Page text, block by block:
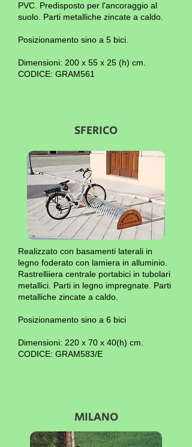
PVC. Predisposto per l'ancoraggio al
suolo. Parti metalliche zincate a caldo.
Posizionamento sino a 5 bici.
Dimensioni: 200 x 55 x 25 (h) cm.
CODICE: GRAM561
SFERICO
Realizzato con basamenti laterali in
legno foderato con lamiera in alluminio.
Rastrelliiera centrale portabici in tubolari
metallici. Parti in legno impregnate. Parti
metalliche zincate a caldo.
Posizionamento sino a 6 bici
Dimensioni: 220 x 70 x 40(h) cm.
CODICE: GRAM583/E
MILANO